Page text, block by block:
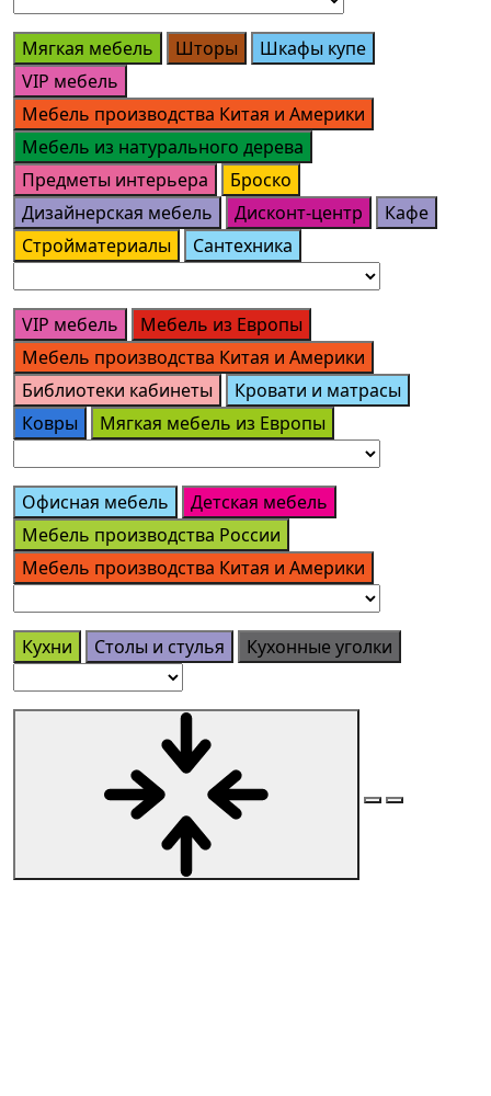
Мягкая мебель Шторы
Шкафы купе
VIP мебель
Мебель производства Китая и Америки
Мебель из натурального дерева
Предметы интерьера
Броско
Дизайнерская мебель
Дисконт-центр
Кафе
Стройматериалы
Сантехника
VIP мебель
Мебель из Европы
Мебель производства Китая и Америки
Библиотеки кабинеты
Кровати и матрасы
Ковры
Мягкая мебель из Европы
Офисная мебель
Детская мебель
Мебель производства России
Мебель производства Китая и Америки
Кухни Столы и стулья Кухонные уголки